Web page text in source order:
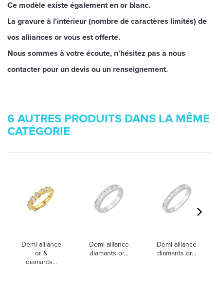
Ce modèle existe également en or blanc.
La gravure à l'intérieur (nombre de caractères limités) de
vos alliances or vous est offerte.
Nous sommes à votre écoute, n'hésitez pas à nous
contacter pour un devis ou un renseignement.
6 AUTRES PRODUITS DANS LA MÊME
CATÉGORIE
Demi alliance
or &
diamants...
Demi alliance
diamants or...
Demi alliance
diamants or...